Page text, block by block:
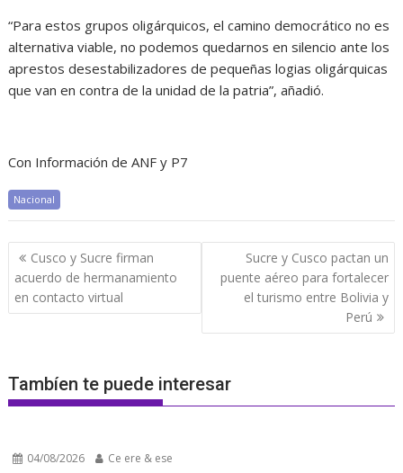
“Para estos grupos oligárquicos, el camino democrático no es
alternativa viable, no podemos quedarnos en silencio ante los
aprestos desestabilizadores de pequeñas logias oligárquicas
que van en contra de la unidad de la patria”, añadió.
Con Información de ANF y P7
Nacional
Navegación
de
entradas
Cusco y Sucre firman
acuerdo de hermanamiento
en contacto virtual
Sucre y Cusco pactan un
puente aéreo para fortalecer
el turismo entre Bolivia y
Perú
Tambíen te puede interesar
04/08/2026 Ce ere & ese